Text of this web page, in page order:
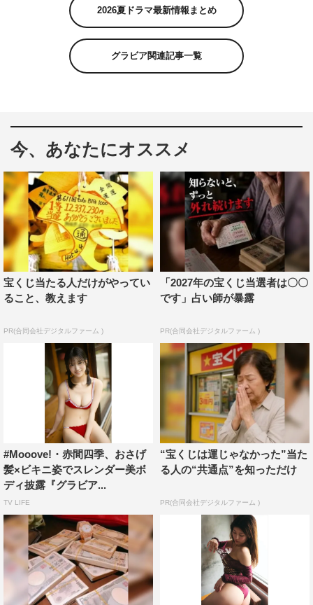
2026夏ドラマ最新情報まとめ
グラビア関連記事一覧
今、あなたにオススメ
宝くじ当たる人だけがやってい
ること、教えます
PR(合同会社デジタルファーム )
「2027年の宝くじ当選者は〇〇
です」占い師が暴露
PR(合同会社デジタルファーム )
#Mooove!・赤間四季、おさげ
髪×ビキニ姿でスレンダー美ボ
ディ披露『グラビア...
TV LIFE
“宝くじは運じゃなかった”当た
る人の“共通点”を知っただけ
PR(合同会社デジタルファーム )